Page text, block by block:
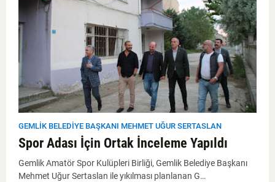
GEMLIK BELEDIYE BAŞKANI MEHMET UĞUR SERTASLAN
Spor Adası İçin Ortak İnceleme Yapıldı
Gemlik Amatör Spor Kulüpleri Birliği, Gemlik Belediye Başkanı
Mehmet Uğur Sertaslan ile yıkılması planlanan G…